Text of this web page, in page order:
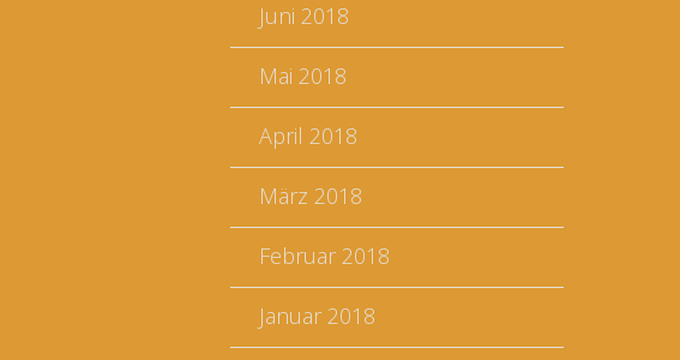
Juni 2018
Mai 2018
April 2018
März 2018
Februar 2018
Januar 2018